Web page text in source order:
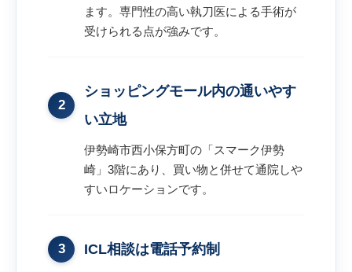
ます。専門性の高い執刀医による手術が
受けられる点が強みです。
2
ショッピングモール内の通いやす
い立地
伊勢崎市西小保方町の「スマーク伊勢
崎」3階にあり、買い物と併せて通院しや
すいロケーションです。
3 ICL相談は電話予約制